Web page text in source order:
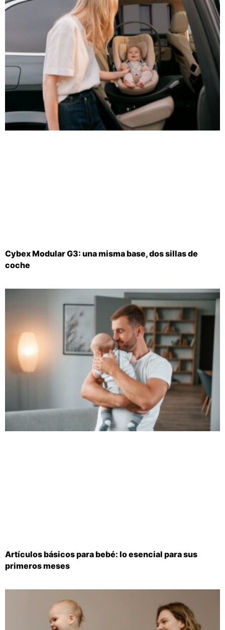
Cybex Modular G3: una misma base, dos sillas de
coche
Artículos básicos para bebé: lo esencial para sus
primeros meses